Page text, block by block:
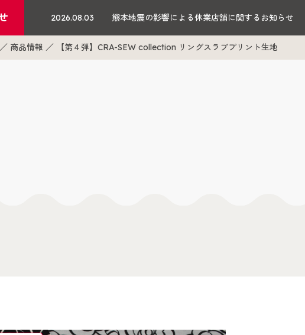
2026.08.03 熊本地震の影響による休業店舗に関するお知らせ
商品情報 【第４弾】CRA-SEW collection リングスラブプリント生地